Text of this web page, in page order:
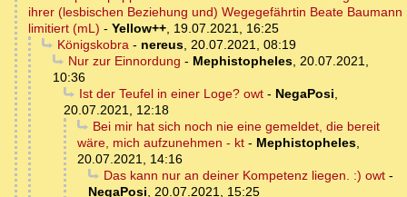
ihrer (lesbischen Beziehung und) Wegegefährtin Beate Baumann
limitiert (mL) - Yellow++, 19.07.2021, 16:25
Königskobra- nereus, 20.07.2021, 08:19
Nur zur Einnordung - Mephistopheles, 20.07.2021,
10:36
Ist der Teufel in einer Loge? owt- NegaPosi,
20.07.2021, 12:18
Bei mir hat sich noch nie eine gemeldet, die bereit
wäre, mich aufzunehmen - kt - Mephistopheles,
20.07.2021, 14:16
Das kann nur an deiner Kompetenz liegen. :) owt-
NegaPosi, 20.07.2021, 15:25